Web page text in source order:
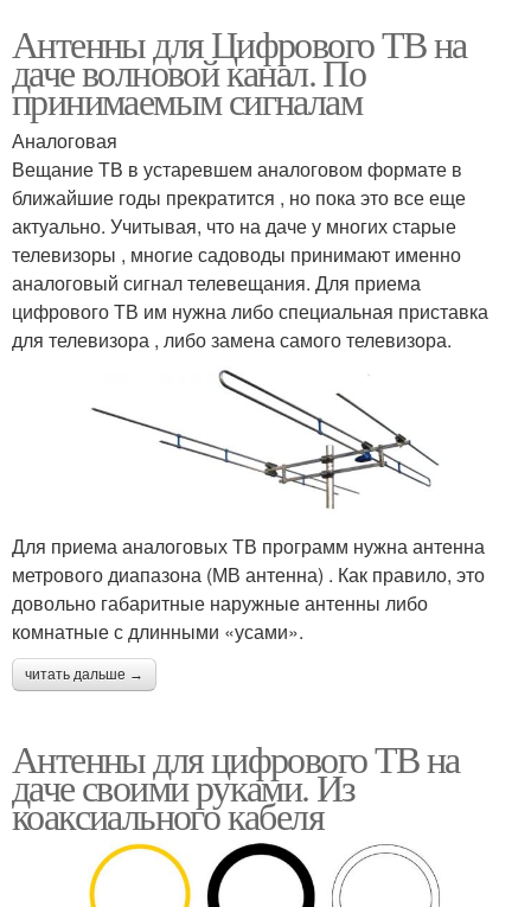
Антенны для Цифрового ТВ на
даче волновой канал. По
принимаемым сигналам
Аналоговая
Вещание ТВ в устаревшем аналоговом формате в
ближайшие годы прекратится , но пока это все еще
актуально. Учитывая, что на даче у многих старые
телевизоры , многие садоводы принимают именно
аналоговый сигнал телевещания. Для приема
цифрового ТВ им нужна либо специальная приставка
для телевизора , либо замена самого телевизора.
Для приема аналоговых ТВ программ нужна антенна
метрового диапазона (МВ антенна) . Как правило, это
довольно габаритные наружные антенны либо
комнатные с длинными «усами».
читать дальше →
Антенны для цифрового ТВ на
даче своими руками. Из
коаксиального кабеля